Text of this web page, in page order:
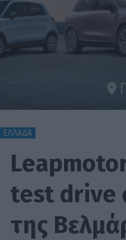
ΕΛΛΑΔΑ
test drive
της